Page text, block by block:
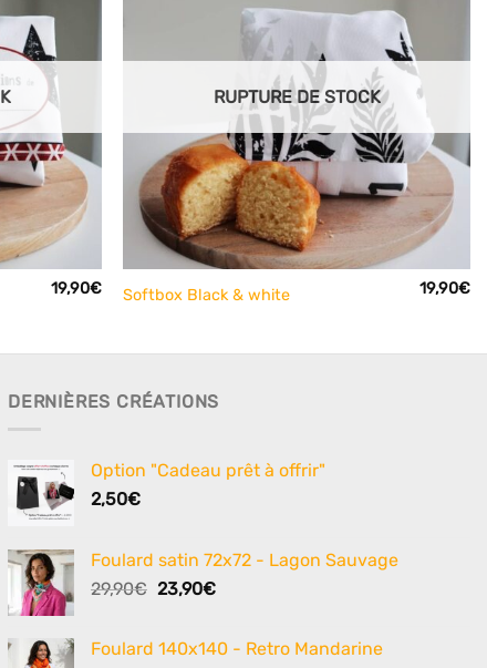
articles
favoris
19,90€
+
RUPTURE DE STOCK
Softbox Black & white 19,90€
DERNIÈRES CRÉATIONS
Option "Cadeau prêt à offrir"
2,50€
Foulard satin 72x72 - Lagon Sauvage
29,90€ Le
était :
23,90€Le
est :
Foulard 140x140 - Retro Mandarine